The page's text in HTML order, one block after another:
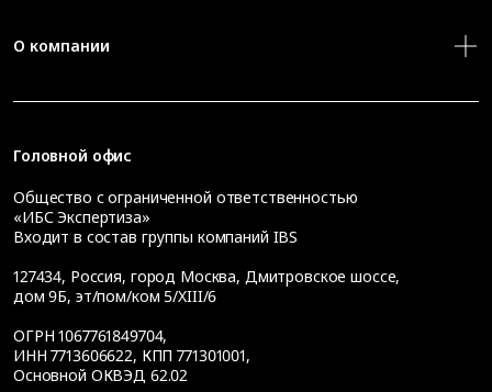
О компании
Головной офис
Общество с ограниченной ответственностью
«ИБС Экспертиза»
Входит в состав группы компаний IBS
127434, Россия, город Москва, Дмитровское шоссе,
дом 9Б, эт/пом/ком 5/XIII/6
ОГРН 1067761849704,
ИНН 7713606622, КПП 771301001,
Основной ОКВЭД 62.02